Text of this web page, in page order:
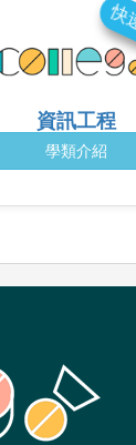
資訊工程
學類介紹
快